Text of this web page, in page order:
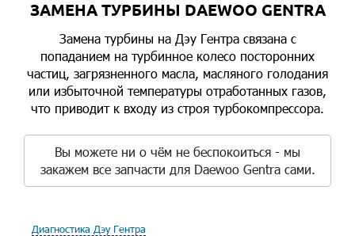
ЗАМЕНА ТУРБИНЫ DAEWOO GENTRA
Замена турбины на Дэу Гентра связана с
попаданием на турбинное колесо посторонних
частиц, загрязненного масла, масляного голодания
или избыточной температуры отработанных газов,
что приводит к входу из строя турбокомпрессора.
Вы можете ни о чём не беспокоиться - мы
закажем все запчасти для Daewoo Gentra сами.
Диагностика Дэу Гентра